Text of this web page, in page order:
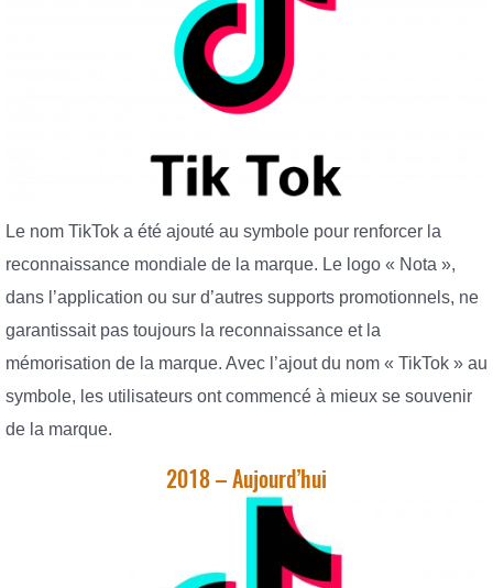
Le nom TikTok a été ajouté au symbole pour renforcer la
reconnaissance mondiale de la marque. Le logo « Nota »,
dans l’application ou sur d’autres supports promotionnels, ne
garantissait pas toujours la reconnaissance et la
mémorisation de la marque. Avec l’ajout du nom « TikTok » au
symbole, les utilisateurs ont commencé à mieux se souvenir
de la marque.
2018 – Aujourd’hui